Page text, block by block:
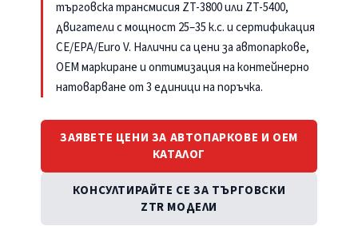
търговска трансмисия ZT-3800 или ZT-5400,
двигатели с мощност 25–35 к.с. и сертификация
CE/EPA/Euro V. Налични са цени за автопаркове,
OEM маркиране и оптимизация на контейнерно
натоварване от 3 единици на поръчка.
ЗАЯВЕТЕ ЦЕНИ ЗА АВТОПАРКОВЕ И OEM
КАТАЛОГ
КОНСУЛТИРАЙТЕ СЕ ЗА ТЪРГОВСКИ
ZTR МОДЕЛИ